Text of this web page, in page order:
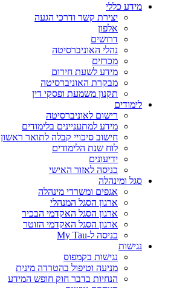
מידע כללי
יצירת קשר ודרכי הגעה
אלפון
דרושים
נהלי האוניברסיטה
מכרזים
מידע לשעת חירום
מבקרת האוניברסיטה
תקנון משמעת ופסקי דין
לימודים
רישום לאוניברסיטה
מידע למתעניינים בלימודים
חישוב סיכויי קבלה לתואר ראשון
לוח שנת הלימודים
ידיעונים
כניסה לאזור האישי
סגל ומינהלה
אגפים ומשרדי מינהלה
ארגון הסגל המנהלי
ארגון הסגל האקדמי הבכיר
ארגון הסגל האקדמי הזוטר
כניסה ל-My Tau
נגישות
נגישות בקמפוס
מניעה וטיפול בהטרדה מינית
הנחיות בדבר חוק חופש המידע